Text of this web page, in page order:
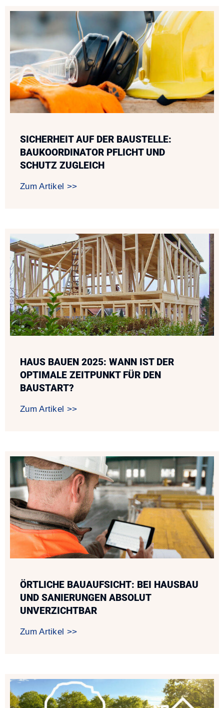
SICHERHEIT AUF DER BAUSTELLE:
BAUKOORDINATOR PFLICHT UND
SCHUTZ ZUGLEICH
Zum Artikel >>
HAUS BAUEN 2025: WANN IST DER
OPTIMALE ZEITPUNKT FÜR DEN
BAUSTART?
Zum Artikel >>
ÖRTLICHE BAUAUFSICHT: BEI HAUSBAU
UND SANIERUNGEN ABSOLUT
UNVERZICHTBAR
Zum Artikel >>